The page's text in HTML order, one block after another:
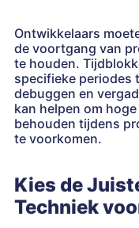
Ontwikkelaars
de voortgang van
te houden.
specifieke periodes
debuggen en
kan helpen om
behouden tijdens
te voorkomen.
Kies de
Techniek